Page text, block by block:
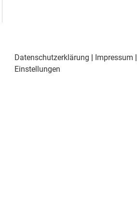
Datenschutzerklärung | Impressum |
Einstellungen